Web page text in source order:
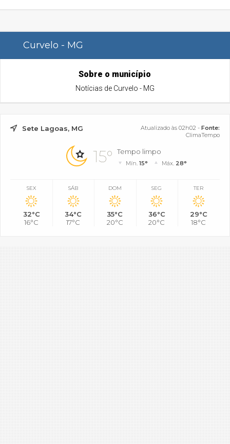
Curvelo - MG
Sobre o município
Notícias de Curvelo - MG
Sete Lagoas, MG Atualizado às 02h02 - Fonte:
ClimaTempo
15° Tempo limpo
Mín.15° Máx. 28°
SEX
32°C
16°C
SÁB
34°C
17°C
DOM
35°C
20°C
SEG
36°C
20°C
TER
29°C
18°C